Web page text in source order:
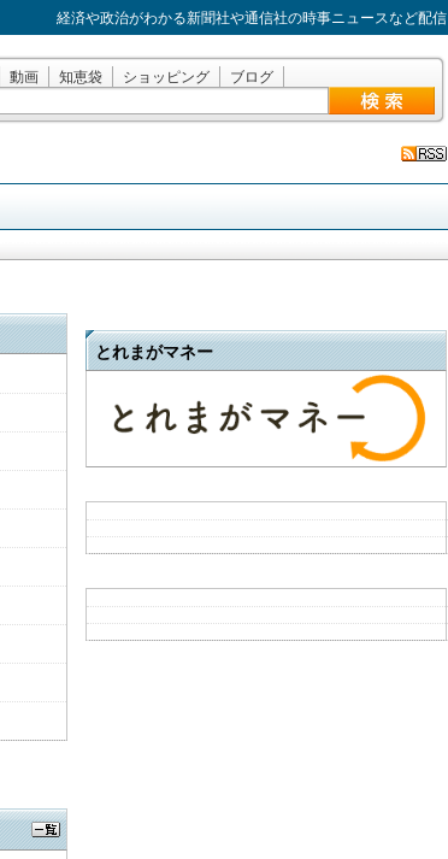
経済や政治がわかる新聞社や通信社の時事ニュースなど配信
動画 知恵袋 ショッピング ブログ
とれまがマネー